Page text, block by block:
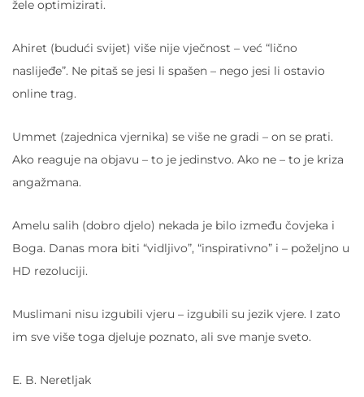
žele optimizirati.
Ahiret (budući svijet) više nije vječnost – već “lično
naslijeđe”. Ne pitaš se jesi li spašen – nego jesi li ostavio
online trag.
Ummet (zajednica vjernika) se više ne gradi – on se prati.
Ako reaguje na objavu – to je jedinstvo. Ako ne – to je kriza
angažmana.
Amelu salih (dobro djelo) nekada je bilo između čovjeka i
Boga. Danas mora biti “vidljivo”, “inspirativno” i – poželjno u
HD rezoluciji.
Muslimani nisu izgubili vjeru – izgubili su jezik vjere. I zato
im sve više toga djeluje poznato, ali sve manje sveto.
E. B. Neretljak